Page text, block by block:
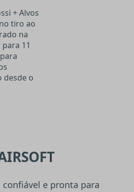
+ Alvos
tiro ao
na
11
desde o
confiável e pronta para